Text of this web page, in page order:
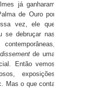
já ganharam
de Ouro por
vez, ele que
se debruçar nas
de uma
Então vemos
exposições
Mas o que conta